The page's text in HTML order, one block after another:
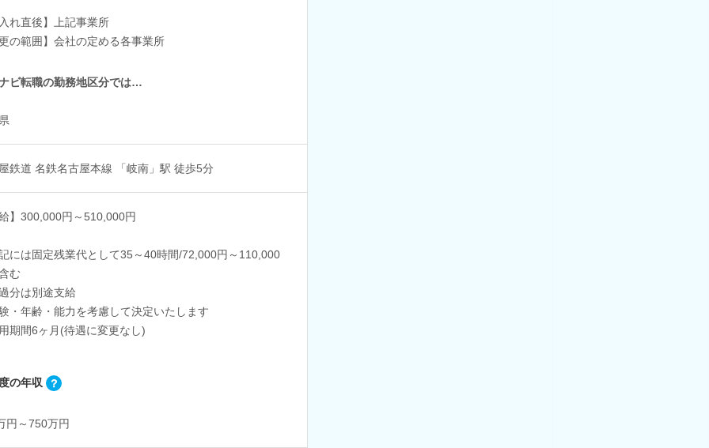
れ直後】上記事業所
の範囲】会社の定める各事業所
ビ転職の勤務地区分では…
鉄道 名鉄名古屋本線 「岐南」駅 徒歩5分
】300,000円～510,000円
には固定残業代として35～40時間/72,000円～110,000
む
は別途支給
・年齢・能力を考慮して決定いたします
期間6ヶ月(待遇に変更なし)
の年収
円～750万円